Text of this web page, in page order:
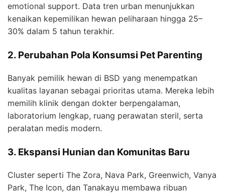
emotional support. Data tren urban menunjukkan
kenaikan kepemilikan hewan peliharaan hingga 25–
30% dalam 5 tahun terakhir.
2. Perubahan Pola Konsumsi Pet Parenting
Banyak pemilik hewan di BSD yang menempatkan
kualitas layanan sebagai prioritas utama. Mereka lebih
memilih klinik dengan dokter berpengalaman,
laboratorium lengkap, ruang perawatan steril, serta
peralatan medis modern.
3. Ekspansi Hunian dan Komunitas Baru
Cluster seperti The Zora, Nava Park, Greenwich, Vanya
Park, The Icon, dan Tanakayu membawa ribuan